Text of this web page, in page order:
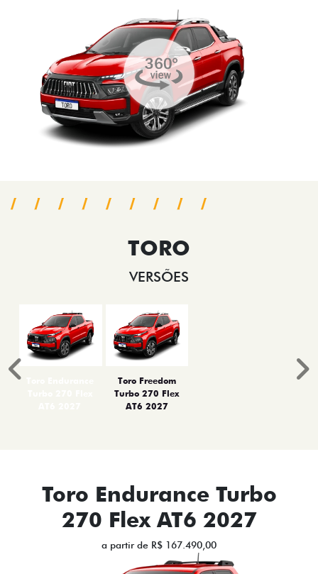
TORO
VERSÕES
Toro Freedom
Turbo 270 Flex
AT6 2027
Anterior
Toro Endurance Turbo
270 Flex AT6 2027
a partir de R$ 167.490,00